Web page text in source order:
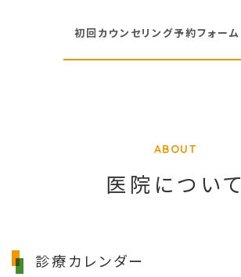
初回カウンセリング予約フォーム
ABOUT
医院について
診療カレンダー